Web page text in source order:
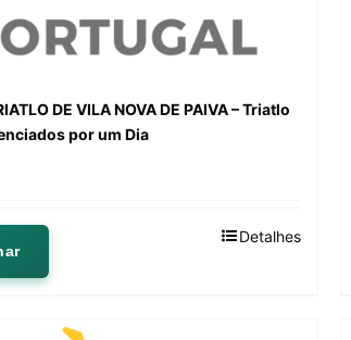
DE VILA NOVA DE PAIVA – Triatlo
por um Dia
Detalhes